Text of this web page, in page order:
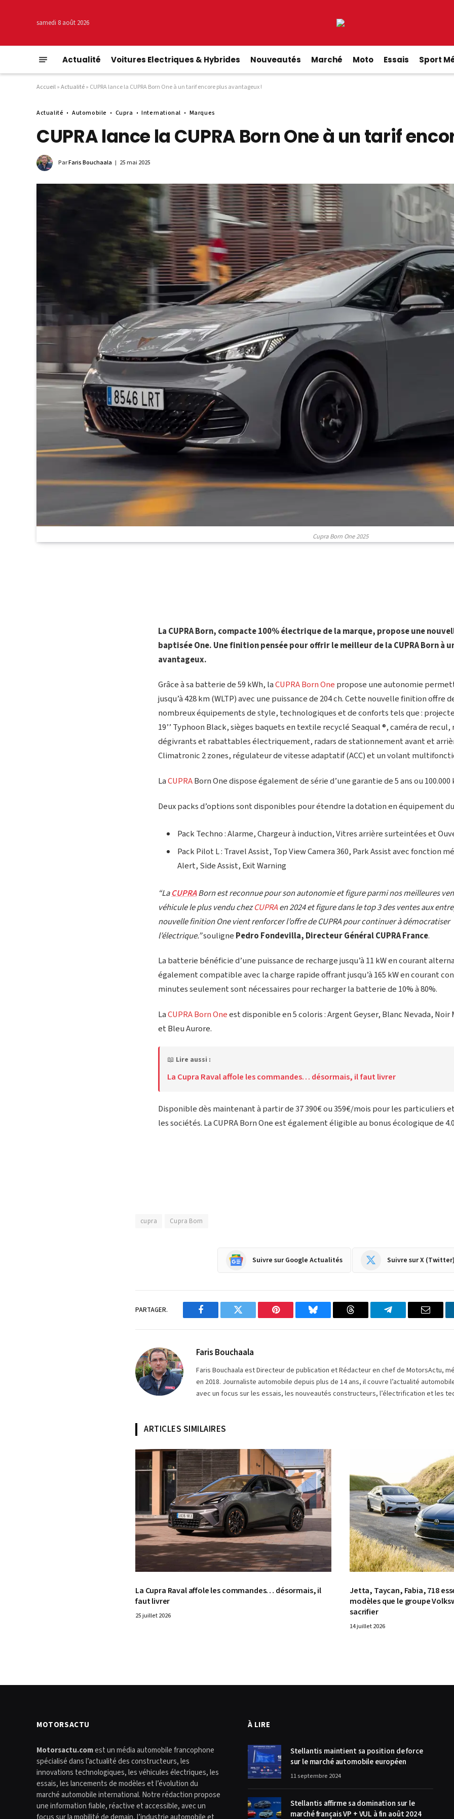
samedi 8 août 2026
Actualité Voitures Electriques & Hybrides Nouveautés Marché Moto Essais Sport
Accueil»Actualité» CUPRA lance la CUPRA Born One à un tarif encore plus avantageux !
Actualité Automobile Cupra International Marques
CUPRA lance la CUPRA Born One à un tarif
ParFaris Bouchaala 25 mai 2025
Cupra Born One 2025
La CUPRA Born, compacte 100% électrique de la marque, propose une
baptisée One. Une finition pensée pour offrir le meilleur de la CUPRA Born à
avantageux.
Grâce à sa batterie de 59 kWh, laCUPRA Born One propose une autonomie
jusqu’à 428 km (WLTP) avec une puissance de 204 ch. Cette nouvelle finition offre
nombreux équipements de style, technologiques et de conforts tels que :
19’’ Typhoon Black, sièges baquets en textile recyclé Seaqual ®, caméra de
dégivrants et rabattables électriquement, radars de stationnement avant et
Climatronic 2 zones, régulateur de vitesse adaptatif (ACC) et un volant
LaCUPRABorn One dispose également de série d’une garantie de 5 ans ou 100.000
Deux packs d’options sont disponibles pour étendre la dotation en équipement
Pack Techno : Alarme, Chargeur à induction, Vitres arrière surteintées et
Pack Pilot L : Travel Assist, Top View Camera 360, Park Assist avec fonction
Alert, Side Assist, Exit Warning
“LaCUPRABorn est reconnue pour son autonomie et figure parmi nos meilleures
véhicule le plus vendu chezCUPRAen 2024 et figure dans le top 3 des ventes aux
nouvelle finition One vient renforcer l’offre de CUPRA pour continuer à démocratiser
l’électrique.”souligne Pedro Fondevilla, Directeur Général CUPRA France.
La batterie bénéficie d’une puissance de recharge jusqu’à 11 kW en courant
également compatible avec la charge rapide offrant jusqu’à 165 kW en courant
minutes seulement sont nécessaires pour recharger la batterie de 10% à 80%.
LaCUPRA Born Oneest disponible en 5 coloris : Argent Geyser, Blanc Nevada, Noir
et Bleu Aurore.
📖 Lire aussi :
La Cupra Raval affole les commandes… désormais, il faut livrer
Disponible dès maintenant à partir de 37 390€ ou 359€/mois pour les particuliers
les sociétés. La CUPRA Born One est également éligible au bonus écologique de
cupra Cupra Born
Suivre sur Google Actualités Suivre sur X (Twitter)
PARTAGER.
Facebook Twitter Pinterest Bluesky Threads
Partager
Email
Faris Bouchaala
Faris Bouchaala est Directeur de publication et Rédacteur en chef de MotorsActu,
en 2018. Journaliste automobile depuis plus de 14 ans, il couvre l’actualité
avec un focus sur les essais, les nouveautés constructeurs, l’électrification et les
ARTICLES SIMILAIRES
© Cupra
La Cupra Raval affole les commandes… désormais, il
faut livrer
25 juillet 2026
Jetta, Taycan, Fabia, 718
modèles que le groupe
sacrifier
14 juillet 2026
MOTORSACTU
Motorsactu.comest un média automobile francophone
spécialisé dans l’actualité des constructeurs, les
innovations technologiques, les véhicules électriques, les
essais, les lancements de modèles et l’évolution du
marché automobile international. Notre rédaction propose
une information fiable, réactive et accessible, avec un
À LIRE
Stellantis maintient sa position de force
sur le marché automobile européen
11 septembre 2024
Stellantis affirme sa domination sur le
marché français VP + VUL à fin août 2024